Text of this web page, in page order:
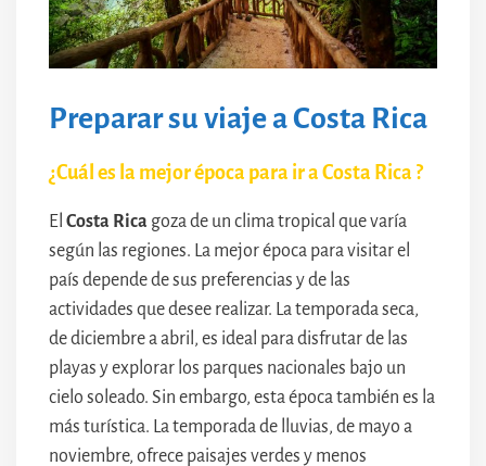
Preparar su viaje a Costa Rica
¿Cuál es la mejor época para ir a Costa Rica ?
El Costa Rica goza de un clima tropical que varía
según las regiones. La mejor época para visitar el
país depende de sus preferencias y de las
actividades que desee realizar. La temporada seca,
de diciembre a abril, es ideal para disfrutar de las
playas y explorar los parques nacionales bajo un
cielo soleado. Sin embargo, esta época también es la
más turística. La temporada de lluvias, de mayo a
noviembre, ofrece paisajes verdes y menos